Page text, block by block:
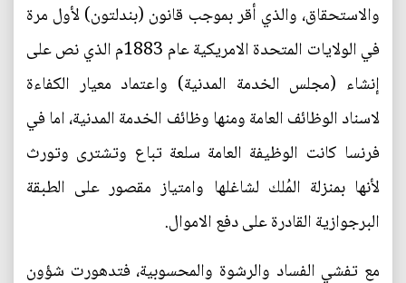
والاستحقاق، والذي أقر بموجب قانون (بندلتون) لأول مرة
في الولايات المتحدة الامريكية عام 1883م الذي نص على
إنشاء (مجلس الخدمة المدنية) واعتماد معيار الكفاءة
لاسناد الوظائف العامة ومنها وظائف الخدمة المدنية، اما في
فرنسا كانت الوظيفة العامة سلعة تباع وتشترى وتورث
لأنها بمنزلة المُلك لشاغلها وامتياز مقصور على الطبقة
البرجوازية القادرة على دفع الاموال.
مع تفشي الفساد والرشوة والمحسوبية، فتدهورت شؤون